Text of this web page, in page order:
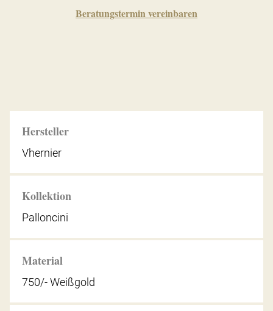
Beratungstermin vereinbaren
Hersteller
Vhernier
Kollektion
Palloncini
Material
750/- Weißgold